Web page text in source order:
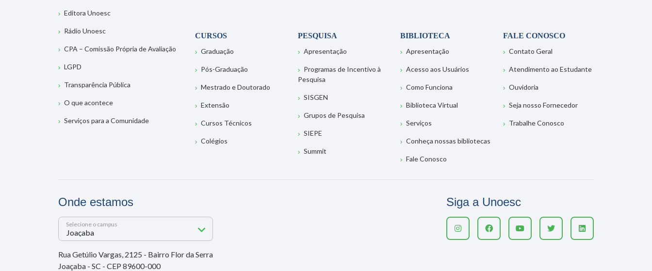
Editora Unoesc
Rádio Unoesc
CPA – Comissão Própria de Avaliação
LGPD
Transparência Pública
O que acontece
Serviços para a Comunidade
CURSOS
Graduação
Pós-Graduação
Mestrado e Doutorado
Extensão
Cursos Técnicos
Colégios
PESQUISA
Apresentação
Programas de Incentivo à
Pesquisa
SISGEN
Grupos de Pesquisa
SIEPE
Summit
BIBLIOTECA
Apresentação
Acesso aos Usuários
Como Funciona
Biblioteca Virtual
Serviços
Conheça nossas bibliotecas
Fale Conosco
FALE CONOSCO
Contato Geral
Atendimento ao Estudante
Ouvidoria
Seja nosso Fornecedor
Trabalhe Conosco
Onde estamos
Selecione o campus
Rua Getúlio Vargas, 2125 - Bairro Flor da Serra
Joaçaba - SC - CEP 89600-000
Siga a Unoesc